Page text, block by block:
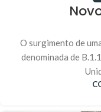
O surgimento de
denominada de